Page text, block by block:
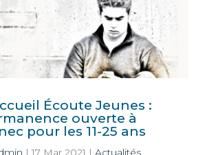
Écoute Jeunes :
ouverte à
pour les 11-25 ans
|17 Mar 2021 | Actualités